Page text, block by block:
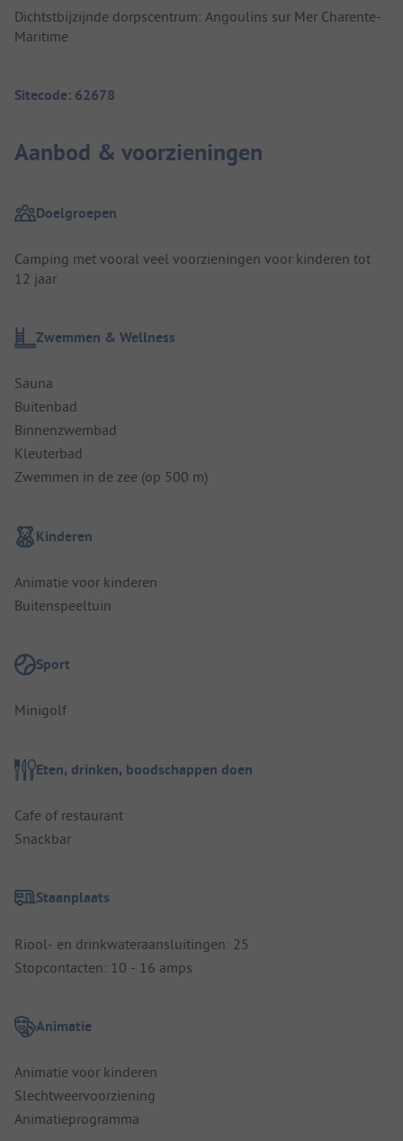
Dichtstbijzijnde dorpscentrum: Angoulins sur Mer Charente-
Maritime
Sitecode: 62678
Aanbod & voorzieningen
Doelgroepen
Camping met vooral veel voorzieningen voor kinderen tot
12 jaar
Zwemmen & Wellness
Sauna
Buitenbad
Binnenzwembad
Kleuterbad
Zwemmen in de zee (op 500 m)
Kinderen
Animatie voor kinderen
Buitenspeeltuin
Sport
Minigolf
Eten, drinken, boodschappen doen
Cafe of restaurant
Snackbar
Staanplaats
Riool- en drinkwateraansluitingen: 25
Stopcontacten: 10 - 16 amps
Animatie
Animatie voor kinderen
Slechtweervoorziening
Animatieprogramma